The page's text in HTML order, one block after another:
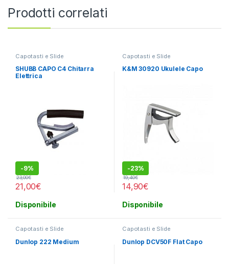
Prodotti correlati
Capotasti e Slide
SHUBB CAPO C4 Chitarra
Elettrica
-9%
21,00€
23,00€
Disponibile
Capotasti e Slide
K&M 30920 Ukulele Capo
-23%
14,90€
19,40€
Disponibile
Capotasti e Slide
Dunlop 222 Medium
Capotasti e Slide
Dunlop DCV50F Flat Capo